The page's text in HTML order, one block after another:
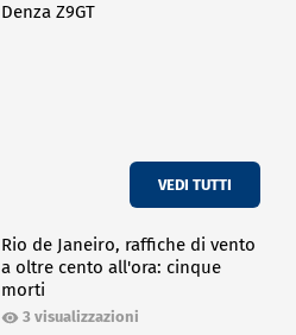
Denza Z9GT
VEDI TUTTI
Rio de Janeiro, raffiche di vento
a oltre cento all'ora: cinque
morti
3 visualizzazioni